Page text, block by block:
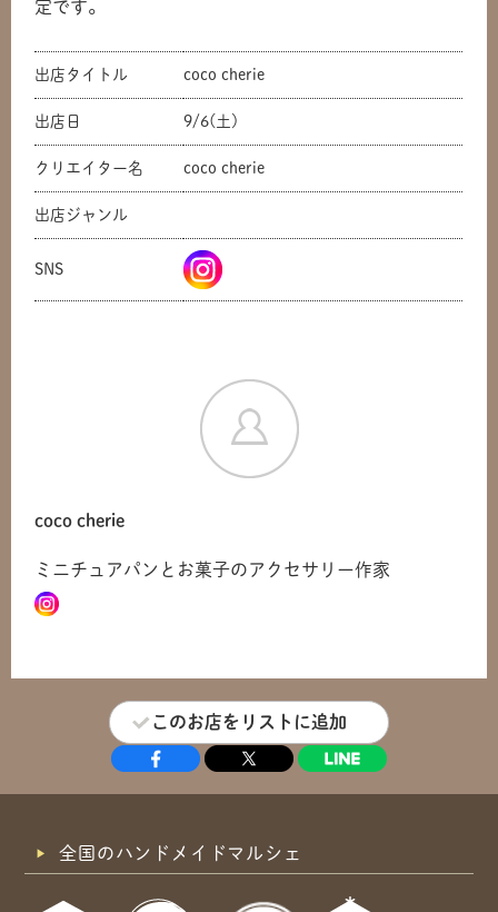
定です。
出店タイトル coco cherie
出店日 9/6(土)
クリエイター名 coco cherie
出店ジャンル
SNS
coco cherie
ミニチュアパンとお菓子のアクセサリー作家
このお店をリストに追加
全国のハンドメイドマルシェ